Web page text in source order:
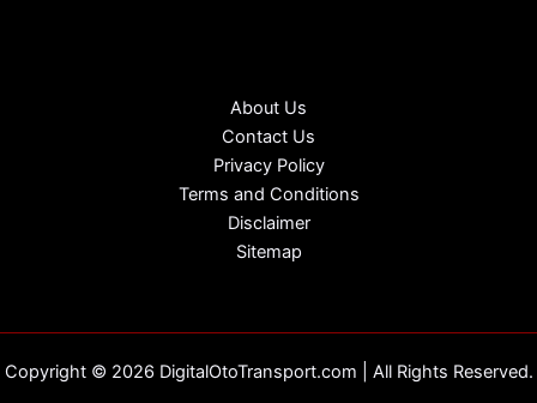
About Us
Contact Us
Privacy Policy
Terms and Conditions
Disclaimer
Sitemap
Copyright © 2026 DigitalOtoTransport.com | All Rights Reserved.